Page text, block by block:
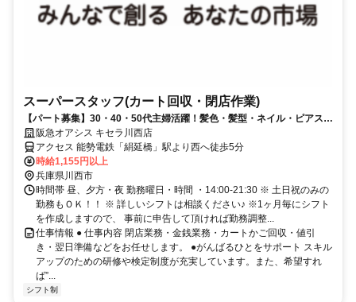
スーパースタッフ(カート回収・閉店作業)
【パート募集】30・40・50代主婦活躍！髪色・髪型・ネイル・ピアス自
由！(規定有)
阪急オアシス キセラ川西店
アクセス 能勢電鉄「絹延橋」駅より西へ徒歩5分
時給1,155円以上
兵庫県川西市
時間帯 昼、夕方・夜 勤務曜日・時間 ・14:00-21:30 ※ 土日祝のみの
勤務もＯＫ！！ ※ 詳しいシフトは相談ください♪ ※1ヶ月毎にシフト
を作成しますので、 事前に申告して頂ければ勤務調整...
仕事情報 ● 仕事内容 閉店業務・金銭業務・カートかご回収・値引
き・翌日準備などをお任せします。 ●がんばるひとをサポート スキル
アップのための研修や検定制度が充実しています。また、希望すれ
ば”...
シフト制